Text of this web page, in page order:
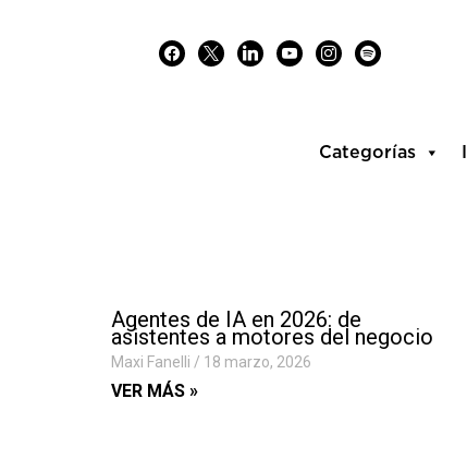
Categorías
Agentes de IA en 2026: de
asistentes a motores del negocio
Maxi Fanelli 18 marzo, 2026
VER MÁS »